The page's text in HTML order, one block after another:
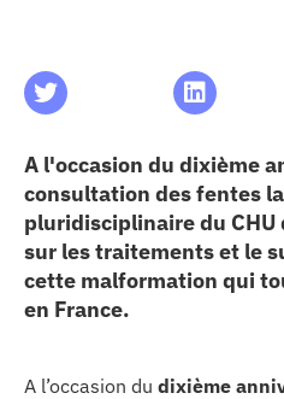
& patrimoine
A l'occasion du dixième
consultation des fentes
pluridisciplinaire du CHU
sur les traitements et le
cette malformation qui
en France.
A l’occasion du dixième